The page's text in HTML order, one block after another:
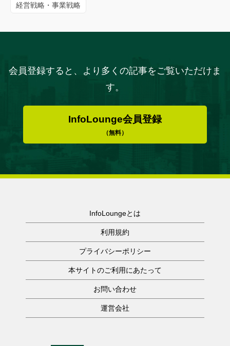
経営戦略・事業戦略
会員登録すると、より多くの記事をご覧いただけま
す。
InfoLounge会員登録
（無料）
InfoLoungeとは
利用規約
プライバシーポリシー
本サイトのご利用にあたって
お問い合わせ
運営会社